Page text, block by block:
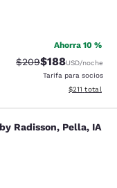
Muy bueno. 257 reseñas
Ahorra 10 %
Precio tachado:
$209Precio con
$188USD/noche
Tarifa para socios
Ver detalles
$211 total
Radisson,
Radisson, Pella, IA
Excelente. 250 reseñas